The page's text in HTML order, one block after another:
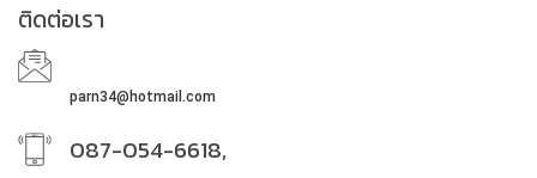
ติดต่อเรา
parn34@hotmail.com
087-054-6618,